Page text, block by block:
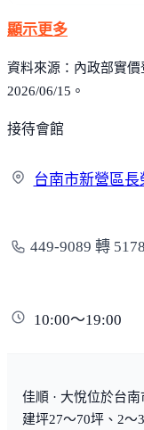
顯示更多
資料來源：內政部實價
2026/06/15。
接待會館
台南市新營區
449-9089 轉
10:00～19:00
佳順 · 大悅位於台
建坪27～70坪、2～